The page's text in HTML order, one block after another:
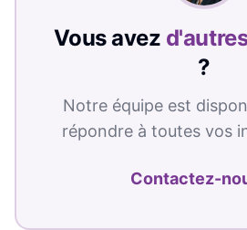
Vous avez
?
Notre équipe est
répondre à toutes vos
Contactez-